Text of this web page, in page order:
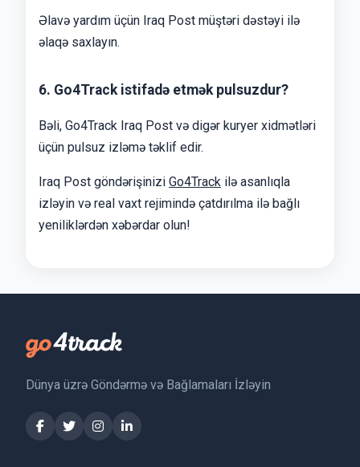
Əlavə yardım üçün Iraq Post müştəri dəstəyi ilə
əlaqə saxlayın.
6. Go4Track istifadə etmək pulsuzdur?
Bəli, Go4Track Iraq Post və digər kuryer xidmətləri
üçün pulsuz izləmə təklif edir.
Iraq Post göndərişinizi Go4Track ilə asanlıqla
izləyin və real vaxt rejimində çatdırılma ilə bağlı
yeniliklərdən xəbərdar olun!
Dünya üzrə Göndərmə və Bağlamaları İzləyin